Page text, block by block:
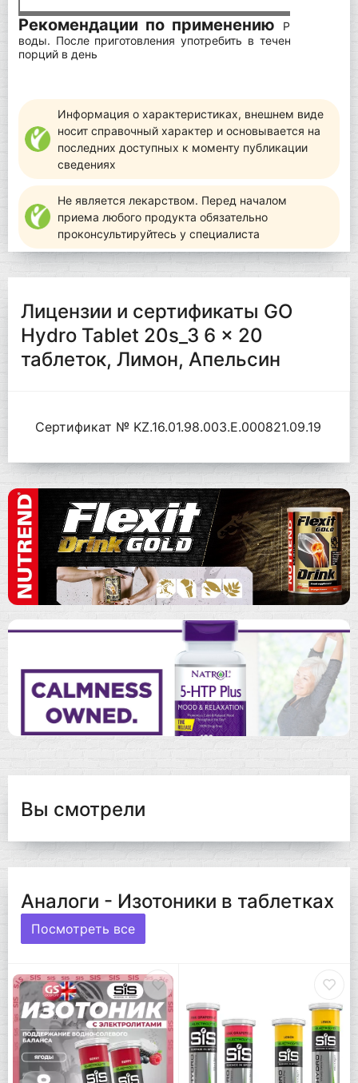
Рекомендации по применению
Растворите
воды. После приготовления употребить в течение 24
порций в день
Информация о характеристиках, внешнем виде
носит справочный характер и основывается на
последних доступных к моменту публикации
сведениях
Не является лекарством. Перед началом
приема любого продукта обязательно
проконсультируйтесь у специалиста
Лицензии и сертификаты GO
Hydro Tablet 20s_3 6 x 20
таблеток, Лимон, Апельсин
Сертификат № KZ.16.01.98.003.Е.000821.09.19
Вы смотрели
Аналоги - Изотоники в таблетках
Посмотреть все